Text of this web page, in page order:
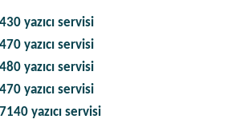
yazıcı servisi
yazıcı servisi
yazıcı servisi
yazıcı servisi
yazıcı servisi